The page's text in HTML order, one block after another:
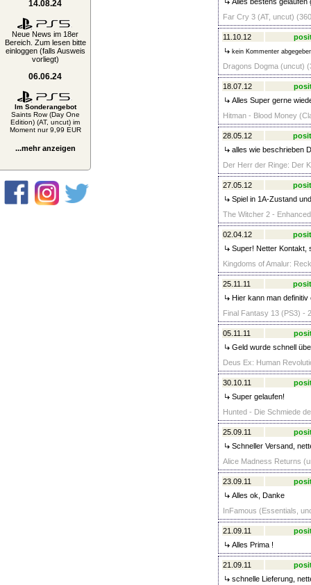
14.08.24
Neue News im 18er
Bereich. Zum lesen bitte
einloggen (falls Ausweis
vorliegt)
06.06.24
Im Sonderangebot
Saints Row (Day One
Edition) (AT, uncut) im
Moment nur 9,99 EUR
...mehr anzeigen
Far Cry 3 (AT, uncut)
11.10.12
kein Kommenter
Dragons Dogma (uncut)
18.07.12
Alles Super gerne
Hitman - Blood Money
28.05.12
alles wie beschrieben
Der Herr der Ringe: Der
27.05.12
Spiel in 1A-Zustand
The Witcher 2 -
02.04.12
Super! Netter Kontakt,
Kingdoms of Amalur:
25.11.11
Hier kann man
Final Fantasy 13 (PS3) -
05.11.11
Geld wurde schnell
Deus Ex: Human
30.10.11
Super gelaufen!
Hunted - Die Schmiede
25.09.11
Schneller Versand,
Alice Madness Returns
23.09.11
Alles ok, Danke
InFamous (Essentials,
21.09.11
Alles Prima !
21.09.11
schnelle Lieferung,